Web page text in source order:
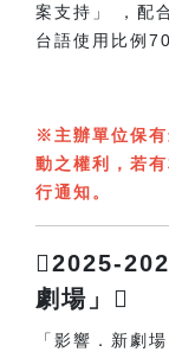
案支持」 ，配
台語使用比例
※主辦單位保有
動之權利，若
行通知。
2025-
劇場」
「影響．新劇